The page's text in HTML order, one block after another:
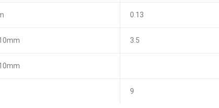
0.13
3.5
9